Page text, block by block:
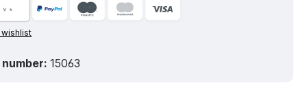
15063